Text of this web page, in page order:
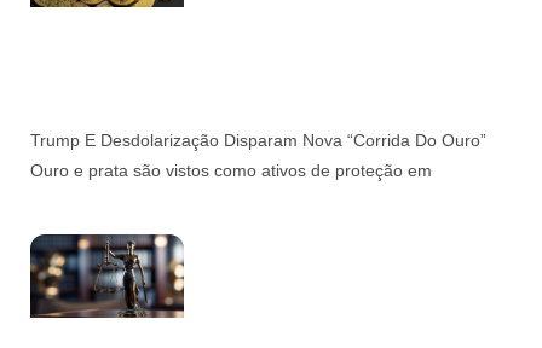
Trump E Desdolarização Disparam Nova “corrida Do Ouro”
Ouro e prata são vistos como ativos de proteção em